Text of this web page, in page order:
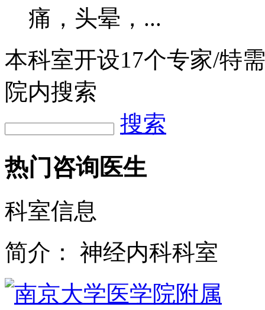
痛，头晕，...
本科室开设17个专家/特
院内搜索
搜索
热门咨询医生
科室信息
简介：
神经内科科室